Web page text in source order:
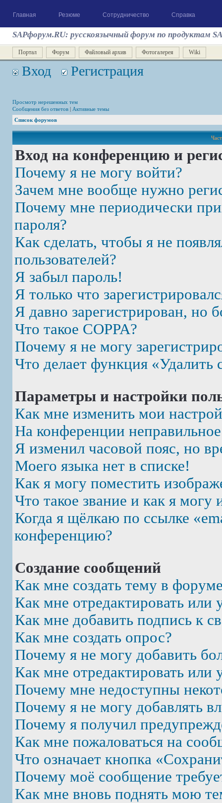
Главная Резюме Сотрудничество Справка
SAPфорум.RU: русскоязычный форум по продуктам
Портал Форум Файловый архив Фотогалерея Wiki
Вход Регистрация
Просмотр нерешенных тем
Сообщения без ответов | Активные темы
Список форумов
Вход на конференцию и
Почему я не могу войти?
Зачем мне вообще нужно
Почему мне периодически
пароля?
Как сделать, чтобы я не
пользователей?
Я забыл пароль!
Я только что
Я давно зарегистрирован, но
Что такое COPPA?
Почему я не могу
Что делает функция «Удалить
Параметры и настройки
Как мне изменить мои
На конференции
Я изменил часовой пояс, но
Моего языка нет в списке!
Как я могу поместить
Что такое звание и как я могу
Когда я щёлкаю по ссылке
конференцию?
Создание сообщений
Как мне создать тему в
Как мне отредактировать или
Как мне добавить подпись к
Как мне создать опрос?
Почему я не могу добавить
Как мне отредактировать или
Почему мне недоступны
Почему я не могу добавлять
Почему я получил
Как мне пожаловаться на
Что означает кнопка
Почему моё сообщение
Как мне вновь поднять мою